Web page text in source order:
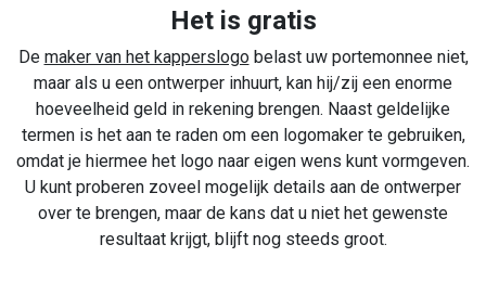
Het is gratis
De maker van het kapperslogobelast uw portemonnee niet,
maar als u een ontwerper inhuurt, kan hij/zij een enorme
hoeveelheid geld in rekening brengen. Naast geldelijke
termen is het aan te raden om een logomaker te gebruiken,
omdat je hiermee het logo naar eigen wens kunt vormgeven.
U kunt proberen zoveel mogelijk details aan de ontwerper
over te brengen, maar de kans dat u niet het gewenste
resultaat krijgt, blijft nog steeds groot.